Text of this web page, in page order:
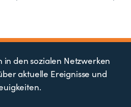
den sozialen Netzwerken
aktuelle Ereignisse und